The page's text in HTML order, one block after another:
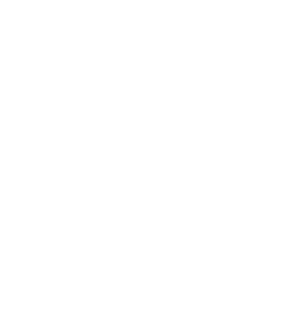
razinu kisika u koži, tako da je odličan
bi ga odsjesti, kao i svi koji su trudni ili
“Ako imate akne ili rosace, postoje
James.
može dati sjajne rezultate –
događaja. Ali za dublje, dugoročne
od sedam do deset dana.
njegu lica?
u mojoj klinici”, kaže James. “Kao
kako biste dobili optimalne rezultate.